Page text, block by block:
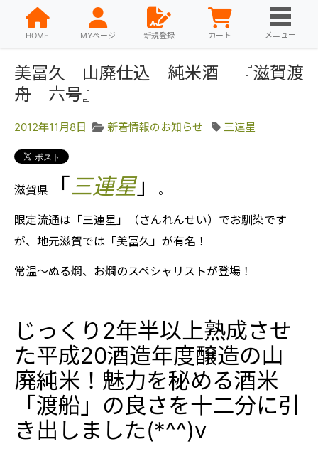
HOME MYページ 新規登録 カート メニュー
美冨久 山廃仕込 純米酒 『滋賀渡
舟 六号』
2012年11月8日 新着情報のお知らせ 三連星
滋賀県 「三連星」 。
限定流通は「三連星」（さんれんせい）でお馴染です
が、地元滋賀では「美冨久」が有名！
常温～ぬる燗、お燗のスペシャリストが登場！
じっくり2年半以上熟成させ
た平成20酒造年度醸造の山
廃純米！魅力を秘める酒米
「渡船」の良さを十二分に引
き出しました(*^^)v